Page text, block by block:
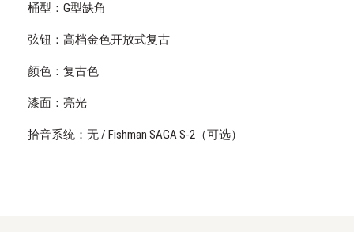
桶型：G型缺角
弦钮：高档金色开放式复古
颜色：复古色
漆面：亮光
拾音系统：无 / Fishman SAGA S-2（可选）